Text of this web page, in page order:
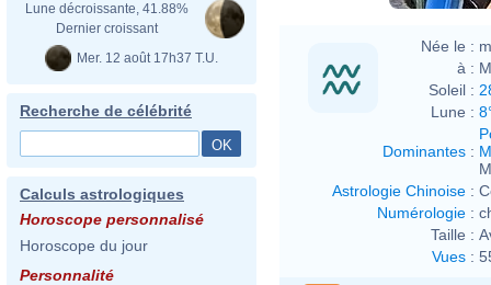
Lune décroissante, 41.88%
Dernier croissant
Mer. 12 août 17h37 T.U.
Recherche de célébrité
Calculs astrologiques
Horoscope personnalisé
Horoscope du jour
Personnalité
Née le :
à :
Soleil :
Lune :
Dominantes :
Astrologie Chinoise :
Numérologie :
Taille :
Vues :